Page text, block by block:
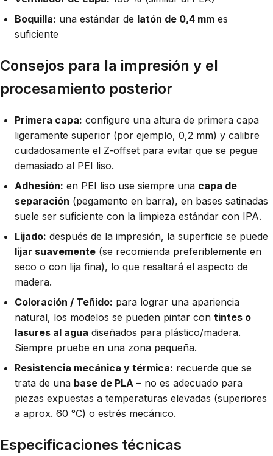
Boquilla: una estándar de latón de 0,4 mm es
suficiente
Consejos para la impresión y el
procesamiento posterior
Primera capa: configure una altura de primera capa
ligeramente superior (por ejemplo, 0,2 mm) y calibre
cuidadosamente el Z-offset para evitar que se pegue
demasiado al PEI liso.
Adhesión: en PEI liso use siempre una capa de
separación (pegamento en barra), en bases satinadas
suele ser suficiente con la limpieza estándar con IPA.
Lijado: después de la impresión, la superficie se puede
lijar suavemente (se recomienda preferiblemente en
seco o con lija fina), lo que resaltará el aspecto de
madera.
Coloración / Teñido: para lograr una apariencia
natural, los modelos se pueden pintar con tintes o
lasures al agua diseñados para plástico/madera.
Siempre pruebe en una zona pequeña.
Resistencia mecánica y térmica: recuerde que se
trata de una base de PLA – no es adecuado para
piezas expuestas a temperaturas elevadas (superiores
a aprox. 60 °C) o estrés mecánico.
Especificaciones técnicas